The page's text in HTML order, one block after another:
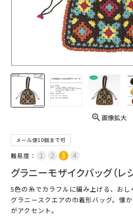
画像拡大
メール便10個まで可
難易度：
グラニーモザイクバッグ（レ
5色の糸でカラフルに編み上げる、おし
グラニースクエアの巾着形バッグ。懐
がアクセント。